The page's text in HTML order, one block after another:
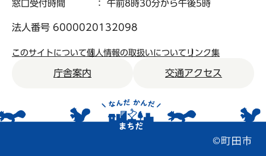
窓口受付時間 ： 午前8時30分から午後5時
法人番号 6000020132098
このサイトについて個人情報の取扱いについて リンク集
庁舎案内 交通アクセス